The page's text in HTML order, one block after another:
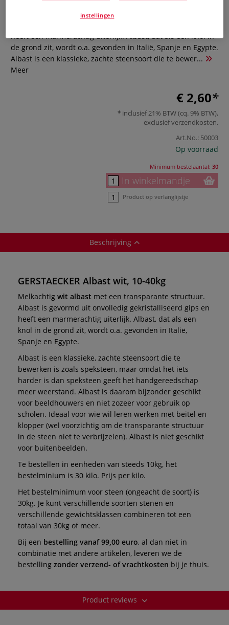
Melkachtig wit albast met een transparante structuur.
heeft een marmerachtig uiterlijk. Albast, dat als een knol in
de grond zit, wordt o.a. gevonden in Italië, Spanje en Egypte.
Albast is een klassieke, zachte steensoort die te bewer...
Meer
€ 2,60
inclusief 21% BTW (cq. 9% BTW),
exclusiefverzendkosten.
Art.No.: 50003
Op voorraad
Minimum bestelaantal: 30
In winkelmandje
Product op verlanglijstje
Beschrijving
GERSTAECKER Albast wit, 10-40kg
Melkachtig wit albast met een transparante structuur.
Albast is gevormd uit onvolledig gekristalliseerd gips en
heeft een marmerachtig uiterlijk. Albast, dat als een
knol in de grond zit, wordt o.a. gevonden in Italië,
Spanje en Egypte.
Albast is een klassieke, zachte steensoort die te
bewerken is zoals speksteen, maar omdat het iets
harder is dan speksteen geeft het handgereedschap
meer weerstand. Albast is daarom bijzonder geschikt
voor beeldhouwers en niet zozeer voor gebruik op
scholen. Ideaal voor wie wil leren werken met beitel en
klopper (wel voorzichtig om de transparante structuur
in de steen niet te verbrijzelen). Albast is niet geschikt
voor buitenbeelden.
Te bestellen in eenheden van steeds 10kg, het
bestelminium is 30 kilo. Prijs per kilo.
Het bestelminimum voor steen (ongeacht de soort) is
30kg. Je kunt verschillende soorten stenen en
verschillende gewichtsklassen combineren tot een
totaal van 30kg of meer.
Bij een bestelling vanaf 99,00 euro, al dan niet in
combinatie met andere artikelen, leveren we de
bestelling zonder verzend- of vrachtkosten bij je thuis.
Product reviews
instellingen